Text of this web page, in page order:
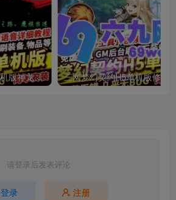
剑刃苍穹网页游戏单机版神龙攻速版高倍爆率类天龙八部页游
请登录后发表评论
登录 注册